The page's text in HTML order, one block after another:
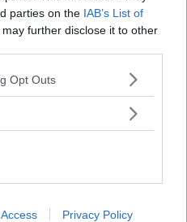
parties on the IAB’s List of
may further disclose it to other
uses one or more Google
behaviour. You may click to
purposes in below Google
Opt Outs
Privacy Policy
så har de oftast samma
förutsättningar för
de är också dyrare och
Trumbromsar på en
och beläggen slits
på framhjulen och en
fall kanske valt trummor